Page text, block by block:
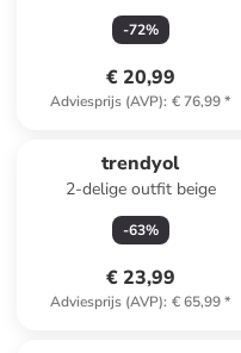
-72%
€ 20,99
Adviesprijs (AVP): € 76,99*
trendyol
2-delige outfit beige
-63%
€ 23,99
Adviesprijs (AVP): € 65,99*